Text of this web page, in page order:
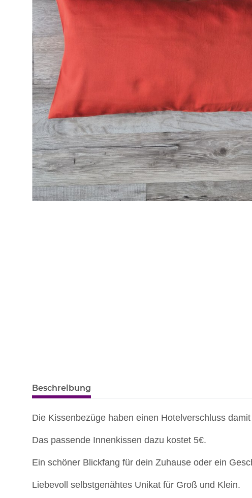
Beschreibung
Die Kissenbezüge haben einen Hotelverschluss
Das passende Innenkissen dazu kostet 5€.
Ein schöner Blickfang für dein Zuhause oder ein
Liebevoll selbstgenähtes Unikat für Groß und Klein.